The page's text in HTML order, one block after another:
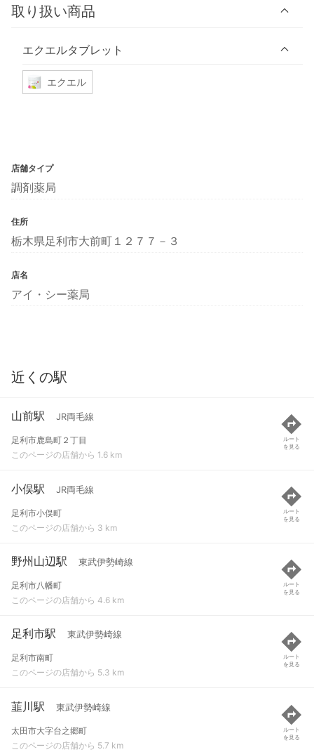
取り扱い商品
エクエルタブレット
エクエル
店舗タイプ
調剤薬局
住所
栃木県足利市大前町１２７７－３
店名
アイ・シー薬局
近くの駅
山前駅 JR両毛線
足利市鹿島町２丁目
このページの店舗から 1.6 km
ルート
を見る
小俣駅 JR両毛線
足利市小俣町
このページの店舗から 3 km
ルート
を見る
野州山辺駅 東武伊勢崎線
足利市八幡町
このページの店舗から 4.6 km
ルート
を見る
足利市駅 東武伊勢崎線
足利市南町
このページの店舗から 5.3 km
ルート
を見る
韮川駅 東武伊勢崎線
太田市大字台之郷町
このページの店舗から 5.7 km
ルート
を見る